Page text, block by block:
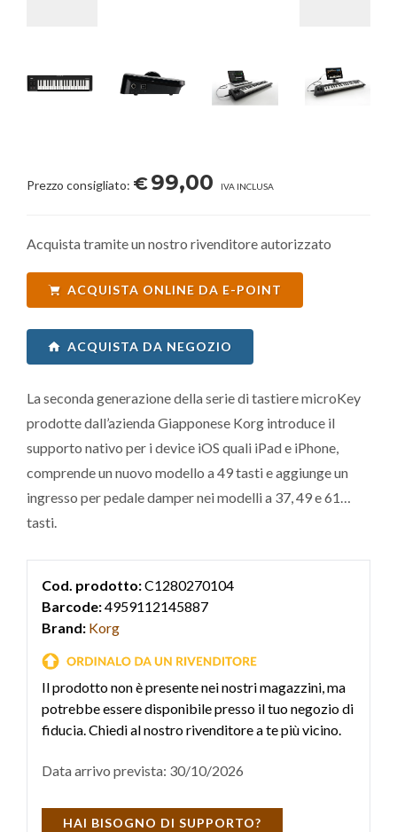
Prezzo consigliato: €99,00 IVA INCLUSA
Acquista tramite un nostro rivenditore autorizzato
ACQUISTA ONLINE DA E-POINT
ACQUISTA DA NEGOZIO
La seconda generazione della serie di tastiere microKey
prodotte dall’azienda Giapponese Korg introduce il
supporto nativo per i device iOS quali iPad e iPhone,
comprende un nuovo modello a 49 tasti e aggiunge un
ingresso per pedale damper nei modelli a 37, 49 e 61
tasti.
Cod. prodotto:C1280270104
Barcode:4959112145887
Brand: Korg
Il prodotto non è presente nei nostri magazzini, ma
potrebbe essere disponibile presso il tuo negozio di
fiducia. Chiedi al nostro rivenditore a te più vicino.
Data arrivo prevista: 30/10/2026
HAI BISOGNO DI SUPPORTO?